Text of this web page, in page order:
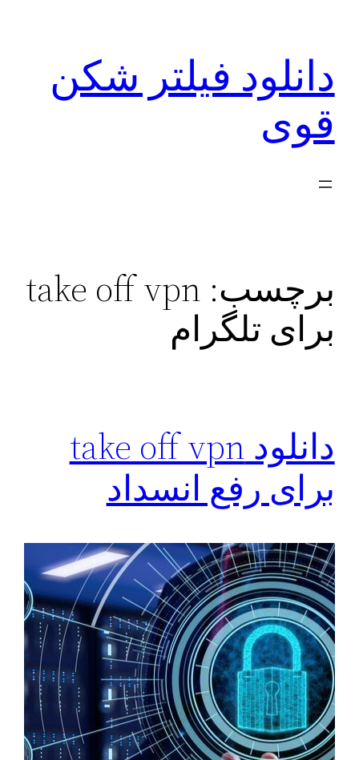
دانلود فیلتر شکن
قوی
برچسب: take off vpn
برای تلگرام
دانلود take off vpn
برای رفع انسداد